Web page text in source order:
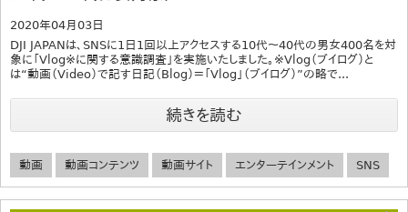
2020年04月03日
DJI JAPANは、SNSに1日1回以上アクセスする10代～40代の男女400名を対
象に「Vlog※に関する意識調査」を実施いたしました。※Vlog（ブイログ）と
は“動画（Video）で記す日記（Blog）＝「Vlog」（ブイログ）”の略で...
続きを読む
動画 動画コンテンツ 動画サイト エンターテインメント SNS